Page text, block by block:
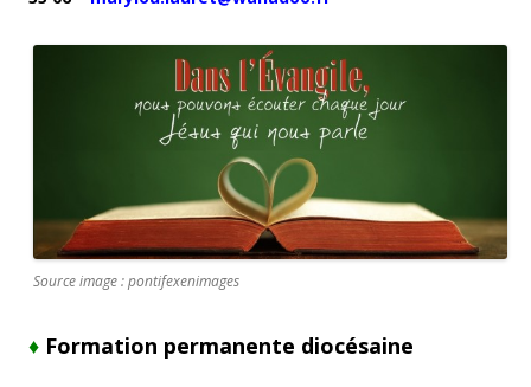
Source image : pontifexenimages
♦ Formation permanente diocésaine